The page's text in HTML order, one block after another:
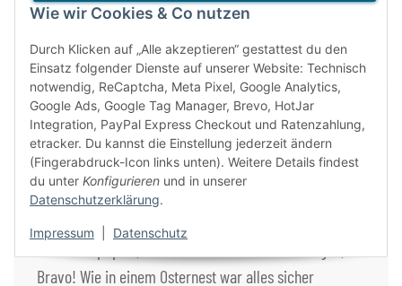
Wie wir Cookies & Co nutzen
Durch Klicken auf „Alle akzeptieren“ gestattest du den
Einsatz folgender Dienste auf unserer Website: Technisch
notwendig, ReCaptcha, Meta Pixel, Google Analytics,
Google Ads, Google Tag Manager, Brevo, HotJar
Integration, PayPal Express Checkout und Ratenzahlung,
etracker. Du kannst die Einstellung jederzeit ändern
(Fingerabdruck-Icon links unten). Weitere Details findest
du unter Konfigurieren und in unserer
Datenschutzerklärung.
Impressum Datenschutz
Quelle:Google
Conny
"Heute ist mein Paket hier angekommen, alles in
einwandfreiem Zustand und nach dem Auspacken hab‘
Bravo! Wie in einem Osternest war alles sicher